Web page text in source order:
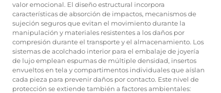
valor emocional. El diseño estructural incorpora
características de absorción de impactos, mecanismos de
sujeción seguros que evitan el movimiento durante la
manipulación y materiales resistentes a los daños por
compresión durante el transporte y el almacenamiento. Los
sistemas de acolchado interior para el embalaje de joyería
de lujo emplean espumas de múltiple densidad, insertos
envueltos en tela y compartimentos individuales que aíslan
cada pieza para prevenir daños por contacto. Este nivel de
protección se extiende también a factores ambientales: